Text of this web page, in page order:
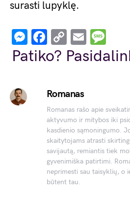
surasti lupyklę.
Messenger
Facebook
Copy
Link
Email
Patiko?
Romanas
Romanas rašo apie
aktyvumo ir mitybos iki
kasdienio sąmoningumo.
skaitytojams atrasti
savijautą, remiantis tiek
gyvenimiška patirtimi.
neprimesti sau taisyklių, o
būtent tau.